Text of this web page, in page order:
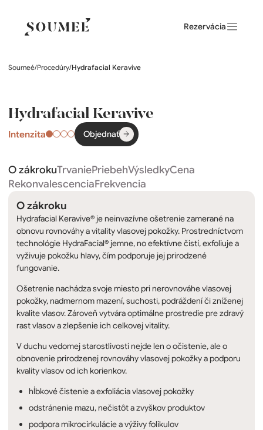
Rezervácia
Soumeé/Procedúry/Hydrafacial Keravive
Hydrafacial Keravive
Intenzita Objednať
O zákrokuTrvaniePriebehVýsledkyCena
RekonvalescenciaFrekvencia
O zákroku
Hydrafacial Keravive® je neinvazívne ošetrenie zamerané na
obnovu rovnováhy a vitality vlasovej pokožky. Prostredníctvom
technológie HydraFacial® jemne, no efektívne čistí, exfoliuje a
vyživuje pokožku hlavy, čím podporuje jej prirodzené
fungovanie.
Ošetrenie nachádza svoje miesto pri nerovnováhe vlasovej
pokožky, nadmernom mazení, suchosti, podráždení či zníženej
kvalite vlasov. Zároveň vytvára optimálne prostredie pre zdravý
rast vlasov a zlepšenie ich celkovej vitality.
V duchu vedomej starostlivosti nejde len o očistenie, ale o
obnovenie prirodzenej rovnováhy vlasovej pokožky a podporu
kvality vlasov od ich korienkov.
hĺbkové čistenie a exfoliácia vlasovej pokožky
odstránenie mazu, nečistôt a zvyškov produktov
podpora mikrocirkulácie a výživy folikulov